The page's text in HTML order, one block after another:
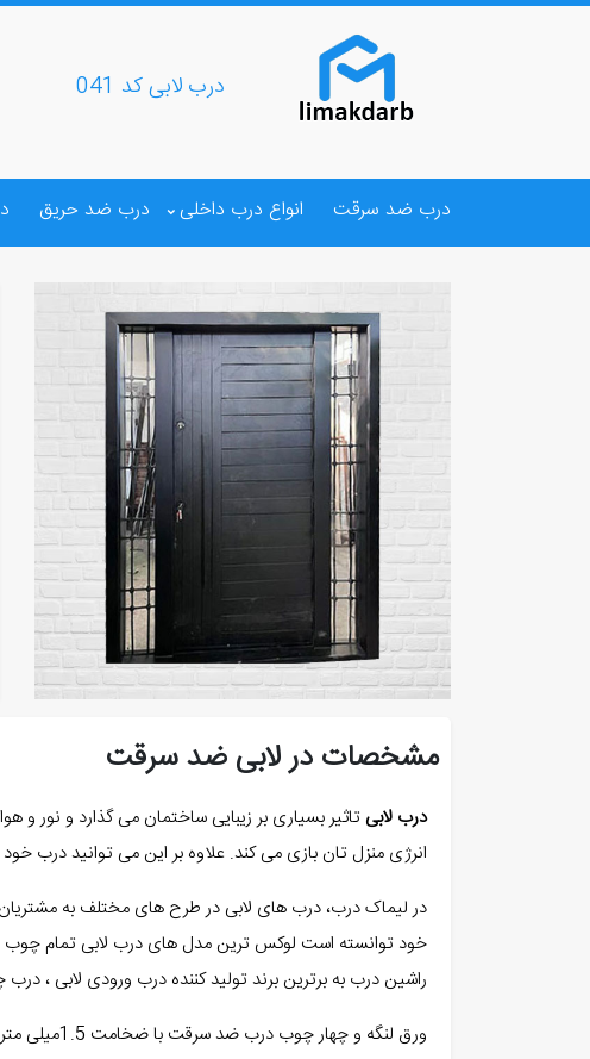
درب لابی کد 041
درب ضد سرقت انواع درب داخلی درب ضد حریق
مشخصات در لابی ضد سرقت
درب لابی تاثیر بسیاری بر زیبایی ساختمان می گذارد و نور
انرژی منزل تان بازی می کند. علاوه بر این می توانید درب
در لیماک درب، درب های لابی در طرح های مختلف به
خود توانسته است لوکس ترین مدل های درب لابی تمام چوب
راشین درب به برترین برند تولید کننده درب ورودی لابی ،